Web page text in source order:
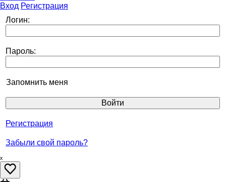
Вход Регистрация
Логин:
Пароль:
Запомнить меня
Регистрация
Забыли свой пароль?
ₓ